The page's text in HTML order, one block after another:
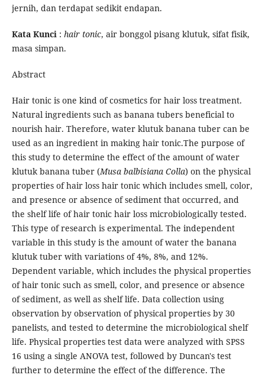
jernih, dan terdapat sedikit endapan.
Kata Kunci: hair tonic, air bonggol pisang klutuk, sifat fisik,
masa simpan.
Abstract
Hair tonic is one kind of cosmetics for hair loss treatment.
Natural ingredients such as banana tubers beneficial to
nourish hair. Therefore, water klutuk banana tuber can be
used as an ingredient in making hair tonic.The purpose of
this study to determine the effect of the amount of water
klutuk banana tuber (Musa balbisiana Colla) on the physical
properties of hair loss hair tonic which includes smell, color,
and presence or absence of sediment that occurred, and
the shelf life of hair tonic hair loss microbiologically tested.
This type of research is experimental. The independent
variable in this study is the amount of water the banana
klutuk tuber with variations of 4%, 8%, and 12%.
Dependent variable, which includes the physical properties
of hair tonic such as smell, color, and presence or absence
of sediment, as well as shelf life. Data collection using
observation by observation of physical properties by 30
panelists, and tested to determine the microbiological shelf
life. Physical properties test data were analyzed with SPSS
16 using a single ANOVA test, followed by Duncan's test
further to determine the effect of the difference. The